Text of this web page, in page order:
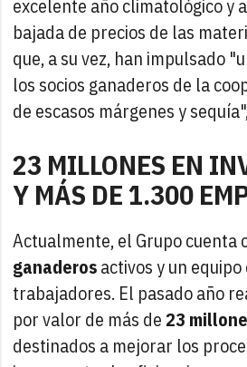
excelente año climatológico y
bajada de precios de las
que, a su vez, han impulsado
los socios ganaderos de la
de escasos márgenes y
23 MILLONES EN
Y MÁS DE 1.300
Actualmente, el Grupo cuenta
ganaderosactivos y un equipo
trabajadores. El pasado año
por valor de más de23
destinados a mejorar los